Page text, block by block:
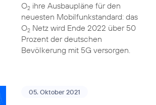
O2ihre Ausbaupläne für den
neuesten Mobilfunkstandard: das
O2Netz wird Ende 2022 über 50
Prozent der deutschen
Bevölkerung mit 5G versorgen.
05. Oktober 2021